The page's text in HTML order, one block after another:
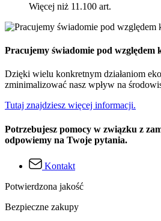
Więcej niż 11.100 art.
Pracujemy świadomie pod względem
Dzięki wielu konkretnym działaniom
zminimalizować nasz wpływ na
Tutaj znajdziesz więcej informacji.
Potrzebujesz pomocy w związku z
odpowiemy na Twoje pytania.
Kontakt
Potwierdzona jakość
Bezpieczne zakupy